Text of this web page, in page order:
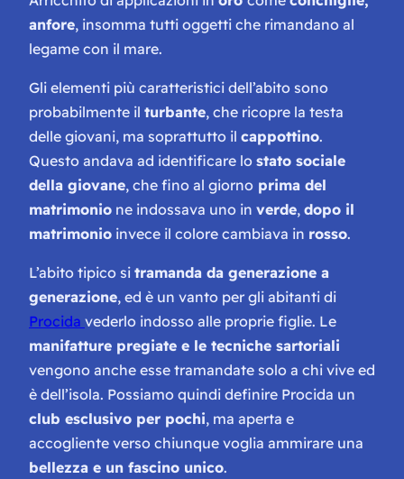
anfore, insomma tutti oggetti che rimandano al
legame con il mare.
Gli elementi più caratteristici dell’abito sono
probabilmente il turbante, che ricopre la testa
delle giovani, ma soprattutto il cappottino.
Questo andava ad identificare lo stato sociale
della giovane, che fino al giorno prima del
matrimonio ne indossava uno in verde, dopo il
matrimonio invece il colore cambiava in rosso.
L’abito tipico si tramanda da generazione a
generazione, ed è un vanto per gli abitanti di
Procida vederlo indosso alle proprie figlie. Le
manifatture pregiate e le tecniche sartoriali
vengono anche esse tramandate solo a chi vive ed
è dell’isola. Possiamo quindi definire Procida un
club esclusivo per pochi, ma aperta e
accogliente verso chiunque voglia ammirare una
bellezza e un fascino unico.